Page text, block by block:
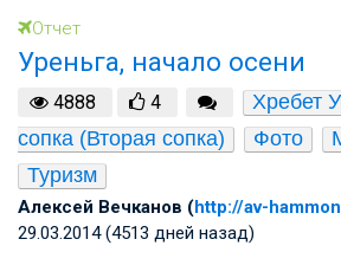
Отчет
Уреньга, начало осени
4888 4 Хребет
сопка (Вторая сопка)
Фото
Туризм
Алексей Вечканов (http://av-
29.03.2014 (4513 дней назад)